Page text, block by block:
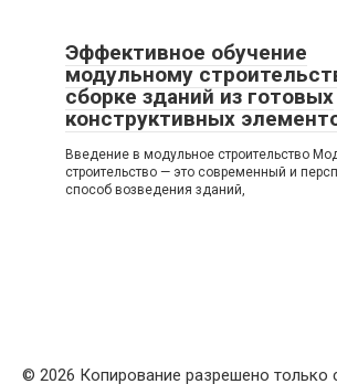
Эффективное обучение
модульному
сборке зданий из готовых
конструктивных
Введение в модульное строительство
строительство — это современный и
способ возведения зданий,
© 2026 Копирование разрешено только